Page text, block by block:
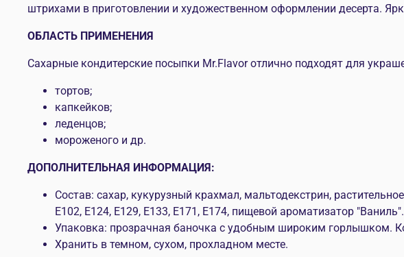
штрихами в приготовлении и художественном оформлении десерта.
ОБЛАСТЬ ПРИМЕНЕНИЯ
Сахарные кондитерские посыпки Mr.Flavor отлично подходят для
тортов;
капкейков;
леденцов;
мороженого и др.
ДОПОЛНИТЕЛЬНАЯ ИНФОРМАЦИЯ:
Состав: сахар, кукурузный крахмал, мальтодекстрин,
E102, E124, E129, E133, E171, E174, пищевой ароматизатор "Ваниль".
Упаковка: прозрачная баночка с удобным широким горлышком.
Хранить в темном, сухом, прохладном месте.